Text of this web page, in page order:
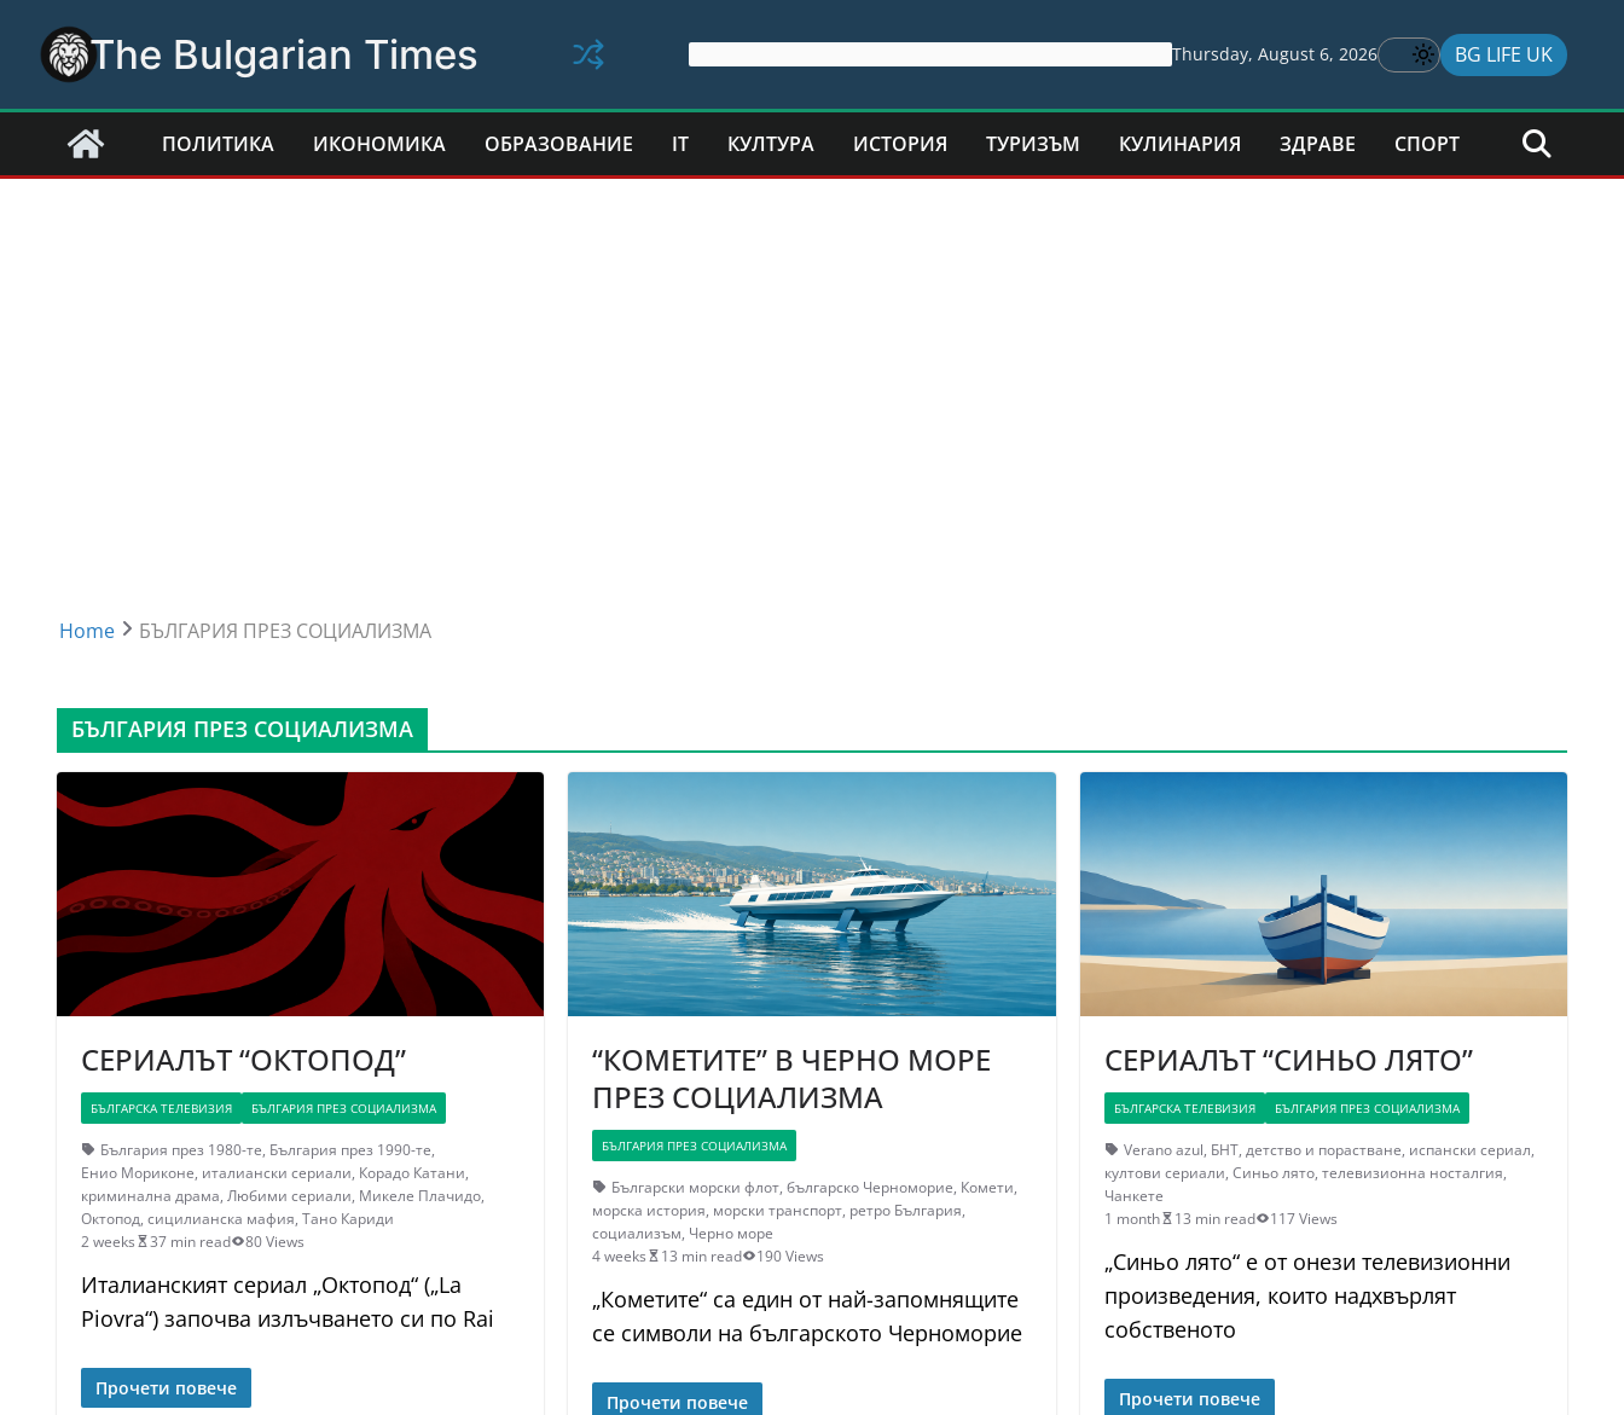
content
The Bulgarian Times Thursday, August 6, 2026 BG LIFE UK
ПОЛИТИКА ИКОНОМИКА ОБРАЗОВАНИЕ IT КУЛТУРА ИСТОРИЯ ТУРИЗЪМ КУЛИНАРИЯ ЗДРАВЕ СПОРТ
Home БЪЛГАРИЯ ПРЕЗ СОЦИАЛИЗМА
БЪЛГАРИЯ ПРЕЗ СОЦИАЛИЗМА
СЕРИАЛЪТ “ОКТОПОД”
БЪЛГАРСКА ТЕЛЕВИЗИЯ БЪЛГАРИЯ ПРЕЗ СОЦИАЛИЗМА
България през 1980-те, България през 1990-те,
Енио Мориконе, италиански сериали, Корадо Катани,
криминална драма, Любими сериали, Микеле Плачидо,
Октопод, сицилианска мафия, Тано Кариди
2 weeks
37 min read 80 Views
Италианският сериал „Октопод“ („La
Piovra“) започва излъчването си по Rai
Прочети повече
“КОМЕТИТЕ” В ЧЕРНО МОРЕ
ПРЕЗ СОЦИАЛИЗМА
БЪЛГАРИЯ ПРЕЗ СОЦИАЛИЗМА
Български морски флот,българско Черноморие, Комети,
морска история, морски транспорт, ретро България,
социализъм, Черно море
4 weeks
13 min read 190 Views
„Кометите“ са един от най-запомнящите
се символи на българското Черноморие
Прочети повече
СЕРИАЛЪТ “СИНЬО ЛЯТО”
БЪЛГАРСКА ТЕЛЕВИЗИЯ БЪЛГАРИЯ ПРЕЗ СОЦИАЛИЗМА
Verano azul, БНТ, детство и порастване, испански сериал,
култови сериали, Синьо лято, телевизионна носталгия,
Чанкете
1 month
13 min read 117 Views
„Синьо лято“ е от онези телевизионни
произведения, които надхвърлят
собственото
Прочети повече